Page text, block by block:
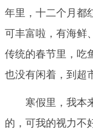
年里，十二个月都
可丰富啦，有海鲜
传统的春节里，吃
也没有闲着，到超
寒假里，我本
的，可我的视力不